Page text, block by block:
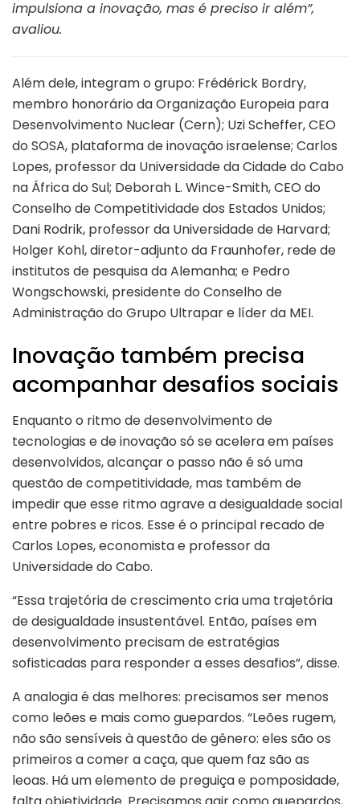
impulsiona a inovação, mas é preciso ir além”,
avaliou.
Além dele, integram o grupo: Frédérick Bordry,
membro honorário da Organização Europeia para
Desenvolvimento Nuclear (Cern); Uzi Scheffer, CEO
do SOSA, plataforma de inovação israelense; Carlos
Lopes, professor da Universidade da Cidade do Cabo
na África do Sul; Deborah L. Wince-Smith, CEO do
Conselho de Competitividade dos Estados Unidos;
Dani Rodrik, professor da Universidade de Harvard;
Holger Kohl, diretor-adjunto da Fraunhofer, rede de
institutos de pesquisa da Alemanha; e Pedro
Wongschowski, presidente do Conselho de
Administração do Grupo Ultrapar e líder da MEI.
Inovação também precisa
acompanhar desafios sociais
Enquanto o ritmo de desenvolvimento de
tecnologias e de inovação só se acelera em países
desenvolvidos, alcançar o passo não é só uma
questão de competitividade, mas também de
impedir que esse ritmo agrave a desigualdade social
entre pobres e ricos. Esse é o principal recado de
Carlos Lopes, economista e professor da
Universidade do Cabo.
“Essa trajetória de crescimento cria uma trajetória
de desigualdade insustentável. Então, países em
desenvolvimento precisam de estratégias
sofisticadas para responder a esses desafios”, disse.
A analogia é das melhores: precisamos ser menos
como leões e mais como guepardos. “Leões rugem,
não são sensíveis à questão de gênero: eles são os
primeiros a comer a caça, que quem faz são as
leoas. Há um elemento de preguiça e pomposidade,